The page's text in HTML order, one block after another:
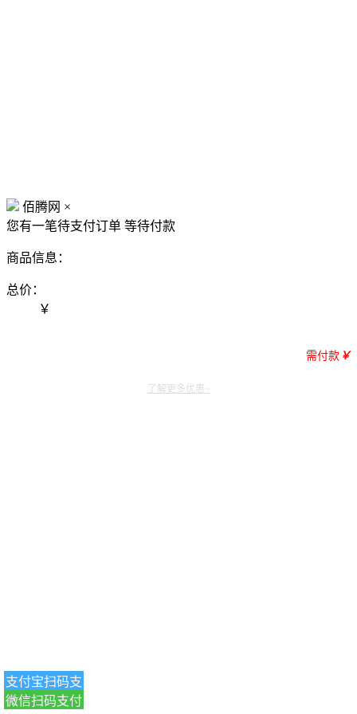
佰腾网 ×
您有一笔待支付订单 等待付款
商品信息：
总价：
￥
需付款 ￥
支付宝扫码支
付
微信扫码支付
了解更多优惠~